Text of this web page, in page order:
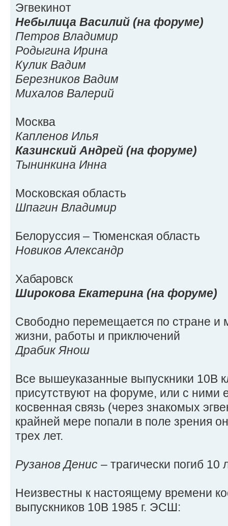
Эгвекинот
Небылица Василий (на форуме)
Петров Владимир
Родыгина Ирина
Кулик Вадим
Березников Вадим
Михалов Валерий
Москва
Капленов Илья
Казинский Андрей (на форуме)
Тынинкина Инна
Московская область
Шпагин Владимир
Белоруссия – Тюменская область
Новиков Александр
Хабаровск
Широкова Екатерина (на форуме)
Свободно перемещается по стране и
жизни, работы и приключений
Драбик Янош
Все вышеуказанные выпускники 10В
присутствуют на форуме, или с ними
косвенная связь (через знакомых
крайней мере попали в поле зрения
трех лет.
Рузанов Денис – трагически погиб 10
Неизвестны к настоящему времени
выпускников 10В 1985 г. ЭСШ: